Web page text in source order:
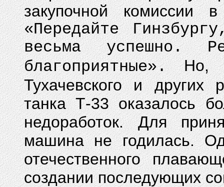
закупочной комиссии
«Передайте
весьма успешно.
благоприятные».Но,
Тухачевского и других
танка Т-33 оказалось
недоработок. Для
машина не годилась.
отечественного
создании последующих